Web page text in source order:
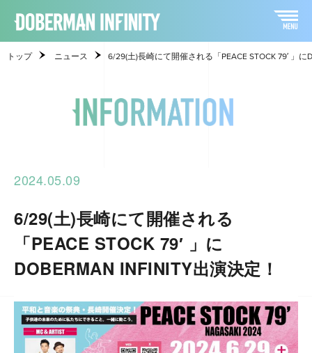
トップ ニュース 6/29(土)長崎にて開催される「PEACE STOCK 79′ 」
2024.05.09
6/29(土)長崎にて開催される
「PEACE STOCK 79′ 」に
DOBERMAN INFINITY出演決定！